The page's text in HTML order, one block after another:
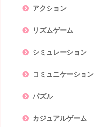
アクション
リズムゲーム
シミュレーション
コミュニケーション
パズル
カジュアルゲーム